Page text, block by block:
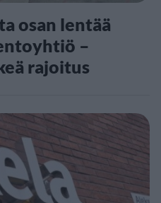
osan lentää
–
rajoitus